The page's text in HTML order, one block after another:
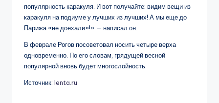
популярность каракуля. И вот получайте: видим вещи из
каракуля на подиуме у лучших из лучших! А мы еще до
Парижа «не доехали»!» — написал он.
В феврале Рогов посоветовал носить четыре верха
одновременно. По его словам, грядущей весной
популярной вновь будет многослойность.
Источник: lenta.ru